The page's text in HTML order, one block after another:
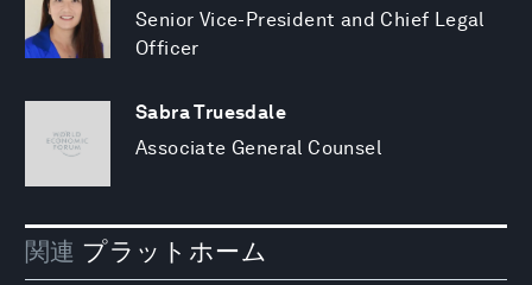
Senior Vice-President and Chief Legal
Officer
Sabra Truesdale
Associate General Counsel
関連 プラットホーム